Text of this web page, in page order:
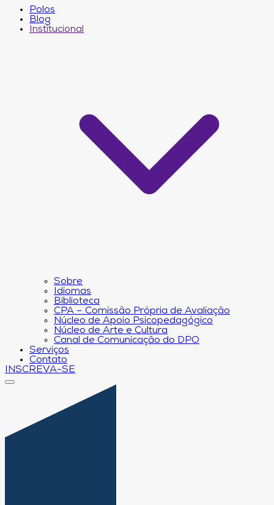
Polos
Blog
Institucional
Sobre
Idiomas
Biblioteca
CPA – Comissão Própria de Avaliação
Núcleo de Apoio Psicopedagógico
Núcleo de Arte e Cultura
Canal de Comunicação do DPO
Serviços
Contato
INSCREVA-SE